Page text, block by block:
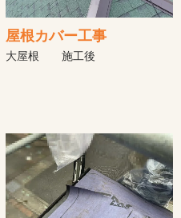
屋根カバー工事
大屋根 施工後